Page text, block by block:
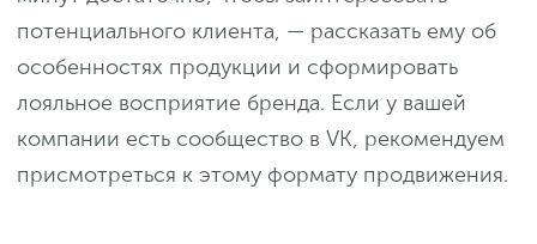
потенциального клиента, — рассказать ему об
особенностях продукции и сформировать
лояльное восприятие бренда. Если у вашей
компании есть сообщество в VK, рекомендуем
присмотреться к этому формату продвижения.